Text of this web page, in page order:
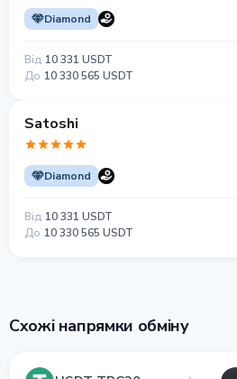
Diamond
Від 10 331 USDT
До 10 330 565 USDT
Satoshi
Diamond
Від 10 331 USDT
До 10 330 565 USDT
Схожі напрямки обміну